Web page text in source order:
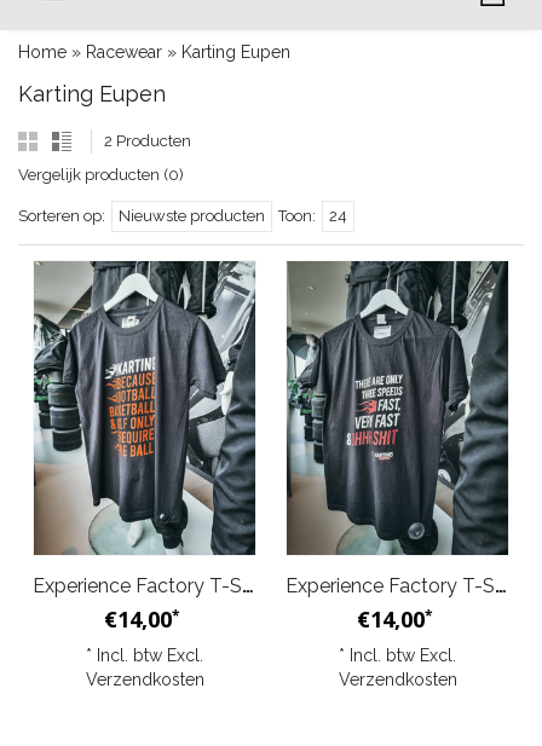
Home » Racewear » Karting Eupen
Karting Eupen
2 Producten
Vergelijk producten (0)
Sorteren op: Nieuwste producten Toon: 24
Experience Factory T-Shirt - Balls
€14,00*
* Incl. btw Excl.
Verzendkosten
Experience Factory T-Shirt - 3 Speeds Zwart
€14,00*
* Incl. btw Excl.
Verzendkosten